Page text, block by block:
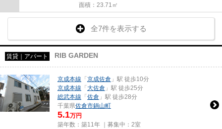
面積：23.71㎡
全7件を表示する
賃貸｜アパート RIB GARDEN
京成本線 「京成佐倉 」駅 徒歩10分
京成本線 「大佐倉 」駅 徒歩25分
総武本線 「佐倉 」駅 徒歩28分
千葉県佐倉市鍋山町
5.1万円
築年数：築11年 ｜募集中： 2室